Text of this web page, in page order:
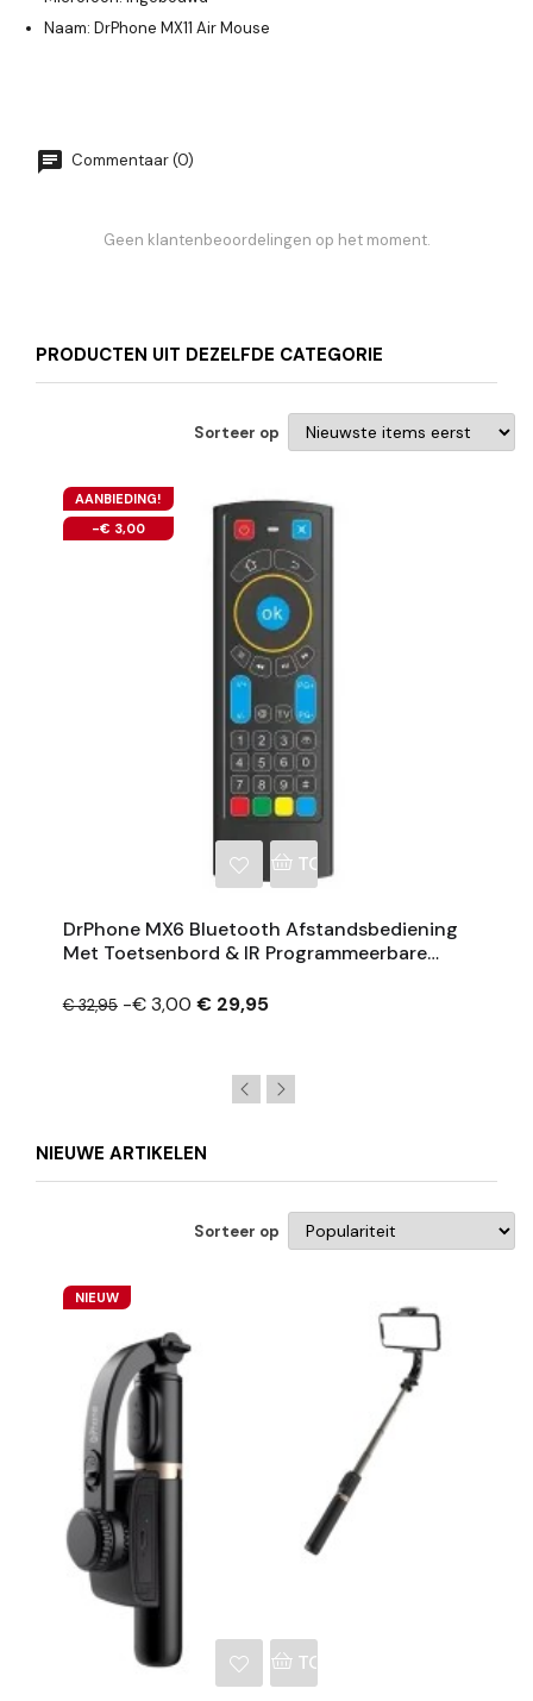
Naam: DrPhone MX11 Air Mouse
Commentaar (0)
Geen klantenbeoordelingen op het moment.
PRODUCTEN UIT DEZELFDE CATEGORIE
Sorteer op
AANBIEDING!
-€ 3,00
TOEVOEGEN AAN
DrPhone MX6 Bluetooth Afstandsbediening
Met Toetsenbord & IR Programmeerbare
€ 32,95 -€ 3,00 € 29,95
NIEUWE ARTIKELEN
Sorteer op
NIEUW
TOEVOEGEN AAN